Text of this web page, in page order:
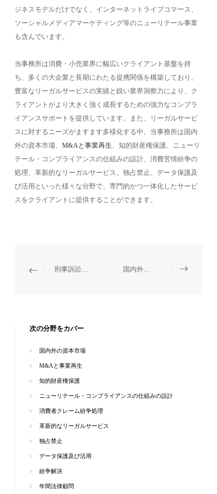
ジネスモデルだけでなく、インターネットライブコマース、
ソーシャルメディアマーケティング等のニューリテール事業
も含んでいます。
当事務所は消費・小売業界に幅広いクライアント基盤を持
ち、多くの大企業と長期にわたる提携関係を構築しており、
豊富なリーガルサービスの実績と鋭い業界洞察力により、ク
ライアントがより大きく強く成長するための強力なコンプラ
イアンスサポートを提供しています。また、リーガルサービ
スに対するニーズがますます多様化する中、当事務所は国内
外の資本市場、 M&Aと事業再生、知的財産権保護、ニューリ
テール・コンプライアンスの仕組みの設計、消費苦情紛争の
処理、革新的なリーガルサービス、独占禁止、データ保護及
び活用といった様々な分野で、専門的かつ一体化したサービ
スをクライアントに提供することができます。
刑事訴訟に関わる紛争 国内外の資本市場
次の分野をカバー
国内外の資本市場
M&Aと事業再生
知的財産権保護
ニューリテール・コンプライアンスの仕組みの設計
消費者クレーム紛争処理
革新的なリーガルサービス
独占禁止
データ保護及び活用
紛争解決
年間法律顧問